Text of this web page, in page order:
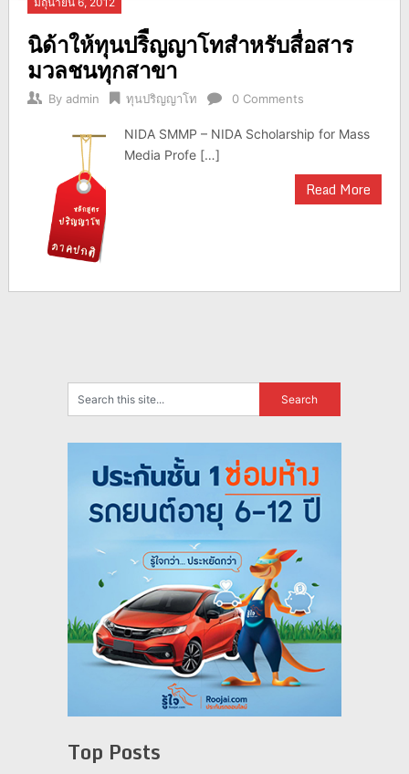
นิด้าให้ทุนปริืญญาโทสำหรับสื่อสาร
มวลชนทุกสาขา
By admin ทุนปริญญาโท 0 Comments
NIDA SMMP – NIDA Scholarship for Mass
Media Profe […]
Read More
Top Posts